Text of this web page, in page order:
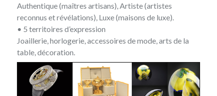
Authentique (maîtres artisans), Artiste (artistes
reconnus et révélations), Luxe (maisons de luxe).
• 5 territoires d’expression
Joaillerie, horlogerie, accessoires de mode, arts de la
table, décoration.